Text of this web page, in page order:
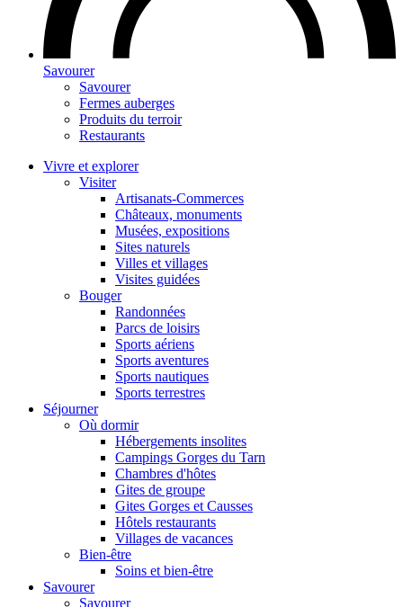
Savourer
Savourer
Fermes auberges
Produits du terroir
Restaurants
Vivre et explorer
Visiter
Artisanats-Commerces
Châteaux, monuments
Musées, expositions
Sites naturels
Villes et villages
Visites guidées
Bouger
Randonnées
Parcs de loisirs
Sports aériens
Sports aventures
Sports nautiques
Sports terrestres
Séjourner
Où dormir
Hébergements insolites
Campings Gorges du Tarn
Chambres d'hôtes
Gites de groupe
Gites Gorges et Causses
Hôtels restaurants
Villages de vacances
Bien-être
Soins et bien-être
Savourer
Savourer